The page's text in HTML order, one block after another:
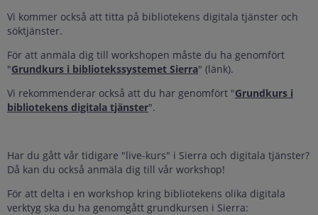
Vi kommer också att titta på bibliotekens digitala tjänster och
söktjänster.
För att anmäla dig till workshopen måste du ha genomfört
"Grundkurs i bibliotekssystemet Sierra" (länk).
Vi rekommenderar också att du har genomfört "Grundkurs i
bibliotekens digitala tjänster".
Har du gått vår tidigare "live-kurs" i Sierra och digitala tjänster?
Då kan du också anmäla dig till vår workshop!
För att delta i en workshop kring bibliotekens olika digitala
verktyg ska du ha genomgått grundkursen i Sierra: